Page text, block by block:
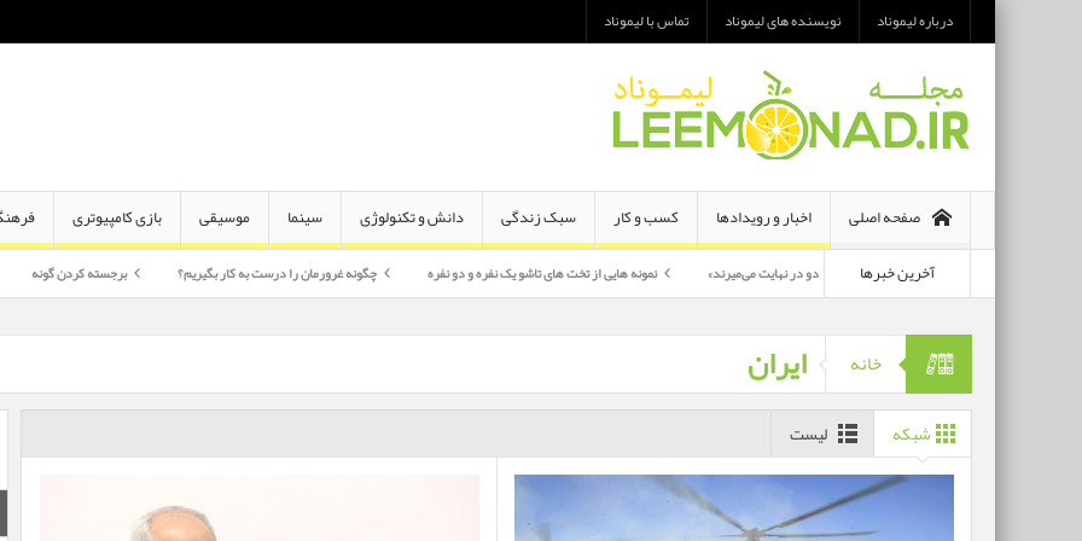
درباره لیموناد نویسنده های لیموناد تماس با لیموناد
صفحه اصلی اخبار و رویدادها کسب و کار سبک زندگی دانش و تکنولوژی سینما موسیقی بازی کامپیوتری
آخرین خبرها
معرفی رمان «هر دو در نهایت می‌میرند» نمونه هایی از تخت های تاشو یک نفره و دو نفره چگونه غرورمان را درست به کار بگیریم؟ برجسته کردن گونه اختلاف سن
خانه ایران
شبکه لیست